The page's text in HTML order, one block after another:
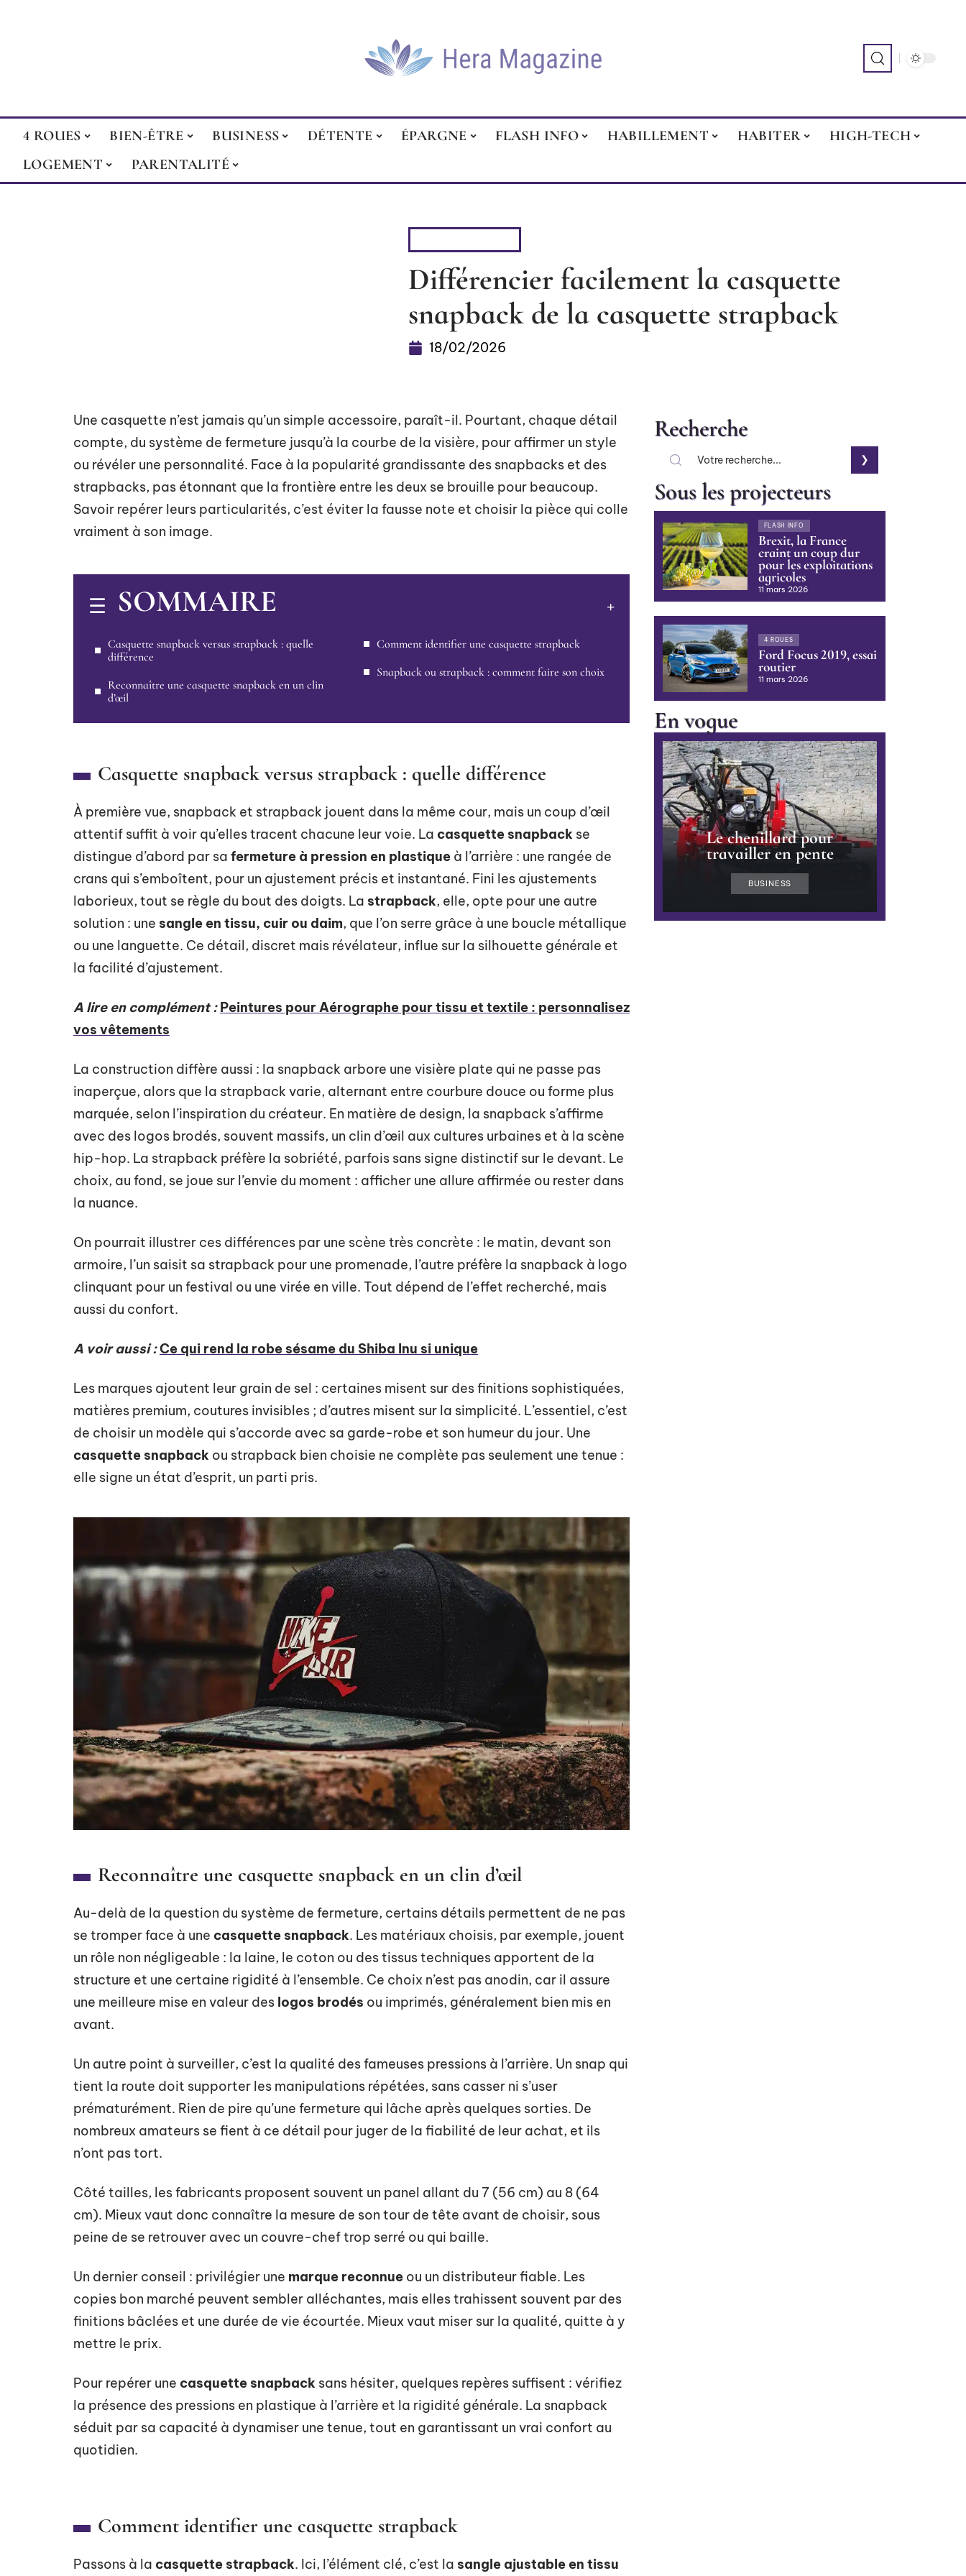
4 ROUES BIEN-ÊTRE BUSINESS DÉTENTE ÉPARGNE FLASH INFO HABILLEMENT HABITER
HIGH-TECH
LOGEMENT
PARENTALITÉ
Différencier facilement la casquette
snapback de la casquette strapback
18/02/2026
Une casquette n’est jamais qu’un simple accessoire, paraît-il. Pourtant, chaque détail
compte, du système de fermeture jusqu’à la courbe de la visière, pour affirmer un style
ou révéler une personnalité. Face à la popularité grandissante des snapbacks et des
strapbacks, pas étonnant que la frontière entre les deux se brouille pour beaucoup.
Savoir repérer leurs particularités, c’est éviter la fausse note et choisir la pièce qui colle
vraiment à son image.
SOMMAIRE
Casquette snapback versus strapback : quelle
différence
Reconnaître une casquette snapback en un clin
d’œil
Comment identifier une casquette strapback
Snapback ou strapback : comment faire son choix
Casquette snapback versus strapback : quelle différence
À première vue, snapback et strapback jouent dans la même cour, mais un coup d’œil
attentif suffit à voir qu’elles tracent chacune leur voie. La casquette snapback se
distingue d’abord par sa fermeture à pression en plastique à l’arrière : une rangée de
crans qui s’emboîtent, pour un ajustement précis et instantané. Fini les ajustements
laborieux, tout se règle du bout des doigts. La strapback, elle, opte pour une autre
solution : une sangle en tissu, cuir ou daim, que l’on serre grâce à une boucle métallique
ou une languette. Ce détail, discret mais révélateur, influe sur la silhouette générale et
la facilité d’ajustement.
A lire en complément : Peintures pour Aérographe pour tissu et textile : personnalisez
vos vêtements
La construction diffère aussi : la snapback arbore une visière plate qui ne passe pas
inaperçue, alors que la strapback varie, alternant entre courbure douce ou forme plus
marquée, selon l’inspiration du créateur. En matière de design, la snapback s’affirme
avec des logos brodés, souvent massifs, un clin d’œil aux cultures urbaines et à la scène
hip-hop. La strapback préfère la sobriété, parfois sans signe distinctif sur le devant. Le
choix, au fond, se joue sur l’envie du moment : afficher une allure affirmée ou rester dans
la nuance.
On pourrait illustrer ces différences par une scène très concrète : le matin, devant son
armoire, l’un saisit sa strapback pour une promenade, l’autre préfère la snapback à logo
clinquant pour un festival ou une virée en ville. Tout dépend de l’effet recherché, mais
aussi du confort.
A voir aussi :Ce qui rend la robe sésame du Shiba Inu si unique
Les marques ajoutent leur grain de sel : certaines misent sur des finitions sophistiquées,
matières premium, coutures invisibles ; d’autres misent sur la simplicité. L’essentiel, c’est
de choisir un modèle qui s’accorde avec sa garde-robe et son humeur du jour. Une
casquette snapback ou strapback bien choisie ne complète pas seulement une tenue :
elle signe un état d’esprit, un parti pris.
Reconnaître une casquette snapback en un clin d’œil
Au-delà de la question du système de fermeture, certains détails permettent de ne pas
se tromper face à une casquette snapback. Les matériaux choisis, par exemple, jouent
un rôle non négligeable : la laine, le coton ou des tissus techniques apportent de la
structure et une certaine rigidité à l’ensemble. Ce choix n’est pas anodin, car il assure
une meilleure mise en valeur des logos brodés ou imprimés, généralement bien mis en
avant.
Un autre point à surveiller, c’est la qualité des fameuses pressions à l’arrière. Un snap qui
tient la route doit supporter les manipulations répétées, sans casser ni s’user
prématurément. Rien de pire qu’une fermeture qui lâche après quelques sorties. De
nombreux amateurs se fient à ce détail pour juger de la fiabilité de leur achat, et ils
n’ont pas tort.
Côté tailles, les fabricants proposent souvent un panel allant du 7 (56 cm) au 8 (64
cm). Mieux vaut donc connaître la mesure de son tour de tête avant de choisir, sous
peine de se retrouver avec un couvre-chef trop serré ou qui baille.
Un dernier conseil : privilégier une marque reconnue ou un distributeur fiable. Les
copies bon marché peuvent sembler alléchantes, mais elles trahissent souvent par des
finitions bâclées et une durée de vie écourtée. Mieux vaut miser sur la qualité, quitte à y
mettre le prix.
Pour repérer une casquette snapback sans hésiter, quelques repères suffisent : vérifiez
la présence des pressions en plastique à l’arrière et la rigidité générale. La snapback
séduit par sa capacité à dynamiser une tenue, tout en garantissant un vrai confort au
quotidien.
Comment identifier une casquette strapback
Passons à la casquette strapback. Ici, l’élément clé, c’est la sangle ajustable en tissu
Recherche
Sous les projecteurs
FLASH INFO
Brexit, la France
craint un coup dur
pour les exploitations
agricoles
11 mars 2026
4 ROUES
Ford Focus 2019, essai
routier
11 mars 2026
En vogue
Le chenillard pour
travailler en pente
BUSINESS